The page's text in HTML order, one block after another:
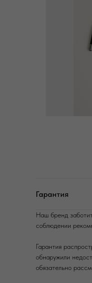
Гарантия
Наш бренд
соблюдении
Гарантия
обнаружили
обязательно